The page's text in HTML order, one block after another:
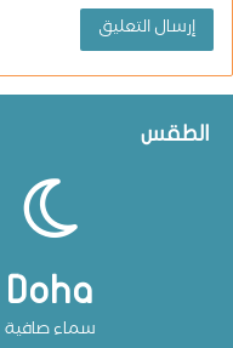
الطقس
Doha
سماء صافية